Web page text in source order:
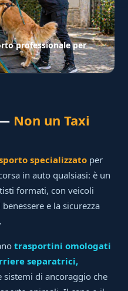
professionale per
Non un Taxi
specializzato per
in auto qualsiasi: è un
formati, con veicoli
e la sicurezza
trasportini omologati
separatrici,
sistemi di ancoraggio che